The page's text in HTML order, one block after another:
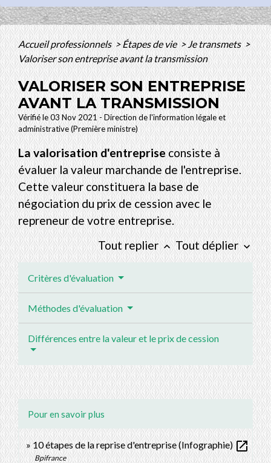
Accueil professionnels>Étapes de vie>Je transmets>
Valoriser son entreprise avant la transmission
VALORISER SON ENTREPRISE
AVANT LA TRANSMISSION
Vérifié le 03 Nov 2021 - Direction de l'information légale et
administrative (Première ministre)
La valorisation d'entrepriseconsiste à
évaluer la valeur marchande de l'entreprise.
Cette valeur constituera la base de
négociation du prix de cession avec le
repreneur de votre entreprise.
Tout replierkeyboard_arrow_up Tout déplier keyboard_arrow_down
Critères d'évaluation
Méthodes d'évaluation
Différences entre la valeur et le prix de cession
Pour en savoir plus
10 étapes de la reprise d'entreprise (Infographie)open_in_new
Bpifrance